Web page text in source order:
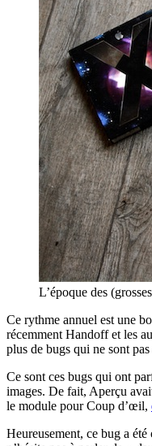
L’époque des
Ce rythme annuel est une
récemment Handoff et les
plus de bugs qui ne sont
Ce sont ces bugs qui ont
images. De fait, Aperçu
le module pour Coup d’œil,
Heureusement, ce bug a